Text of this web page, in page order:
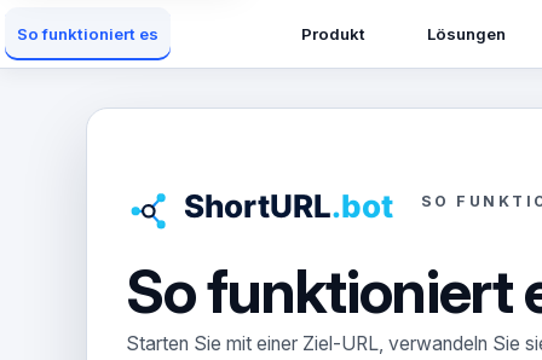
So funktioniert es Produkt Lösungen
SO
So funktioniert
Starten Sie mit einer Ziel-URL, verwandeln Sie